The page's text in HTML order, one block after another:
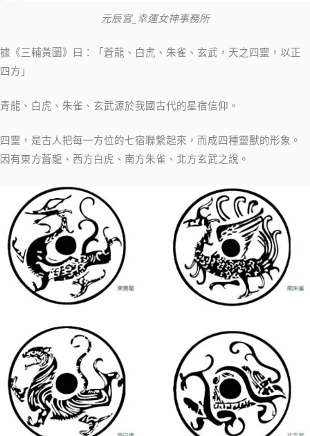
元辰宮_幸運女神事務所
據《三輔黃圖》曰：「蒼龍、白虎、朱雀、玄武，天之四靈，以正
四方」
青龍、白虎、朱雀、玄武源於我國古代的星宿信仰。
四靈，是古人把每一方位的七宿聯繫起來，而成四種靈獸的形象。
因有東方蒼龍、西方白虎、南方朱雀、北方玄武之說。